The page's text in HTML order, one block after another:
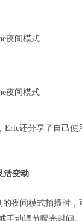
Eric还分享了自己使
活变动
的夜间模式拍摄时
手动调节曝光时间。